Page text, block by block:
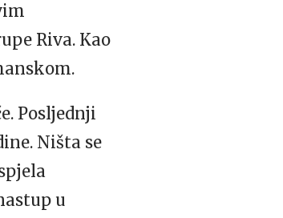
Riva. Kao
Posljednji
Ništa se
u